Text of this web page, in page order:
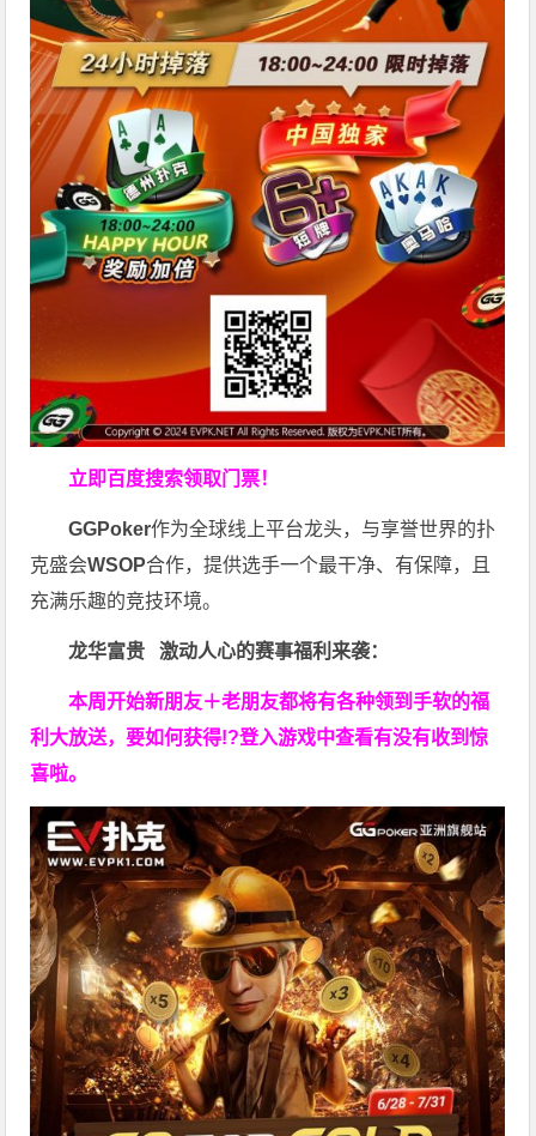
立即百度搜索领取门票！
GGPoker作为全球线上平台龙头，与享誉世界的扑
克盛会WSOP合作，提供选手一个最干净、有保障，且
充满乐趣的竞技环境。
龙华富贵 激动人心的赛事福利来袭：
本周开始新朋友＋老朋友都将有各种领到手软的福
利大放送，要如何获得!?登入游戏中查看有没有收到惊
喜啦。